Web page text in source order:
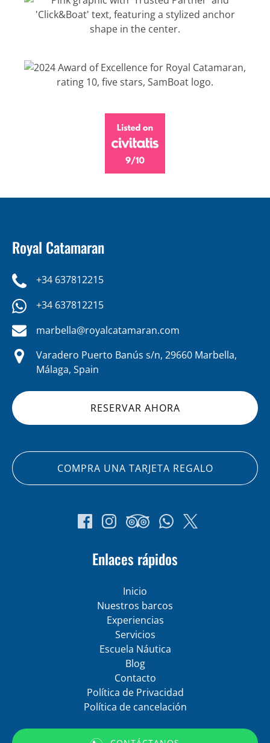
Royal Catamaran
+34 637812215
+34 637812215
marbella@royalcatamaran.com
Varadero Puerto Banús s/n, 29660 Marbella,
Málaga, Spain
RESERVAR AHORA
COMPRA UNA TARJETA REGALO
Enlaces rápidos
Inicio
Nuestros barcos
Experiencias
Servicios
Escuela Náutica
Blog
Contacto
Política de Privacidad
Política de cancelación